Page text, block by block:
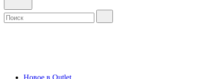
Новое в Outlet